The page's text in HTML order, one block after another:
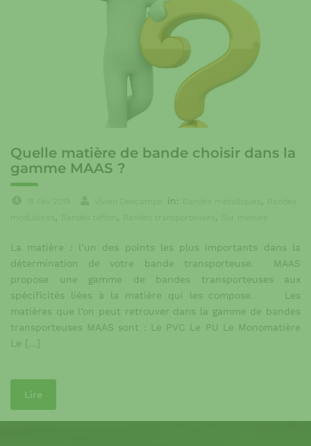
Quelle matière de bande choisir dans la
gamme MAAS ?
in: Bandes métalliques
Bandes téflon Bandes transporteuses
La matière : l’un des points les plus importants dans la
détermination de votre bande transporteuse. MAAS
propose une gamme de bandes transporteuses aux
spécificités liées à la matière qui les compose. Les
matières que l’on peut retrouver dans la gamme de bandes
transporteuses MAAS sont : Le PVC Le PU Le Monomatière
Le […]
Lire